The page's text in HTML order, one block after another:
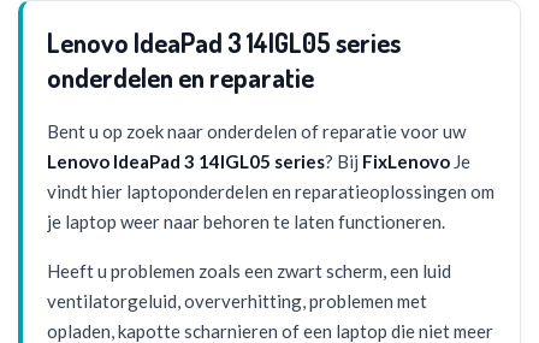
Lenovo IdeaPad 3 14IGL05 series
onderdelen en reparatie
Bent u op zoek naar onderdelen of reparatie voor uw
Lenovo IdeaPad 3 14IGL05 series? Bij FixLenovo Je
vindt hier laptoponderdelen en reparatieoplossingen om
je laptop weer naar behoren te laten functioneren.
Heeft u problemen zoals een zwart scherm, een luid
ventilatorgeluid, oververhitting, problemen met
opladen, kapotte scharnieren of een laptop die niet meer